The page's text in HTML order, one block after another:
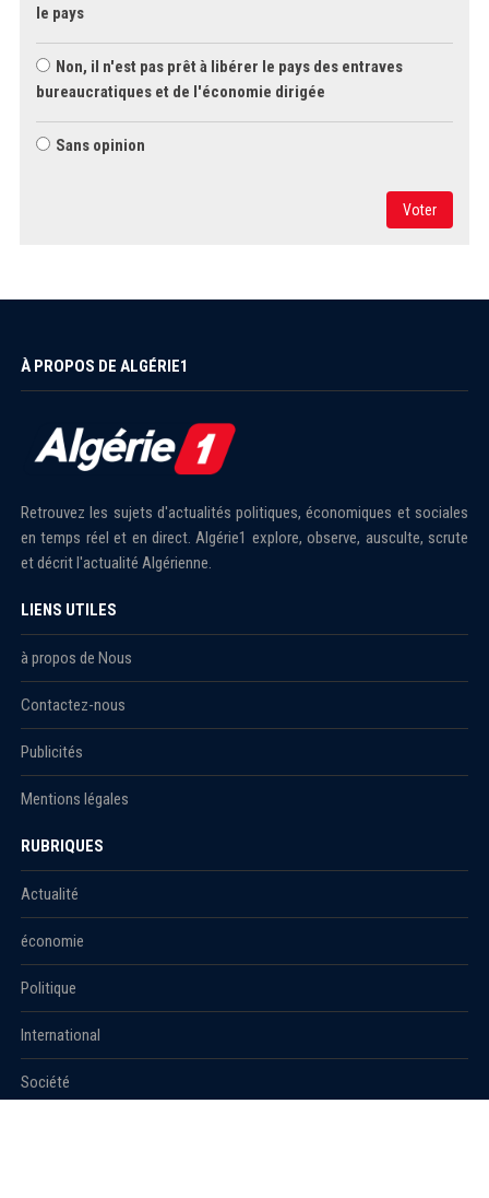
le pays
Non, il n'est pas prêt à libérer le pays des entraves
bureaucratiques et de l'économie dirigée
Sans opinion
Voter
À PROPOS DE ALGÉRIE1
Retrouvez les sujets d'actualités politiques, économiques et sociales
en temps réel et en direct. Algérie1 explore, observe, ausculte, scrute
et décrit l'actualité Algérienne.
LIENS UTILES
à propos de Nous
Contactez-nous
Publicités
Mentions légales
RUBRIQUES
Actualité
économie
Politique
International
Société